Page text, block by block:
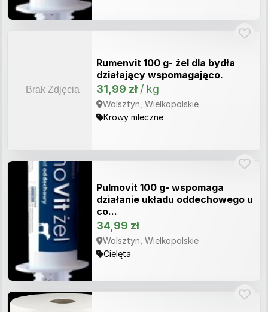
Rumenvit 100 g- żel dla bydła
działający wspomagająco.
31,99 zł / kg
Wolsztyn, Wielkopolskie
Krowy mleczne
Pulmovit 100 g- wspomaga
działanie układu oddechowego u
co...
34,99 zł
Wolsztyn, Wielkopolskie
Cielęta